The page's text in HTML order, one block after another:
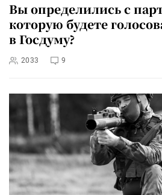
Вы определились с
которую будете
в Госдуму?
2033 9